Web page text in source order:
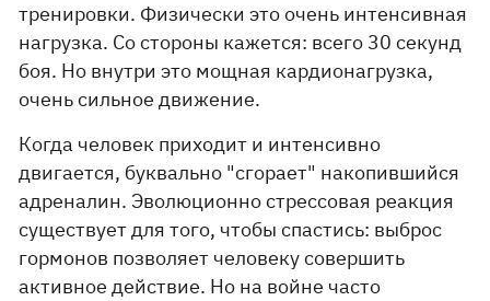
тренировки. Физически это очень интенсивная
нагрузка. Со стороны кажется: всего 30 секунд
боя. Но внутри это мощная кардионагрузка,
очень сильное движение.
Когда человек приходит и интенсивно
двигается, буквально "сгорает" накопившийся
адреналин. Эволюционно стрессовая реакция
существует для того, чтобы спастись: выброс
гормонов позволяет человеку совершить
активное действие. Но на войне часто